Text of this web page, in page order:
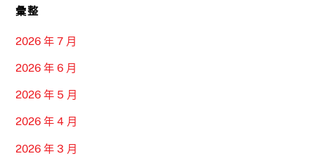
彙整
2026 年 7 月
2026 年 6 月
2026 年 5 月
2026 年 4 月
2026 年 3 月